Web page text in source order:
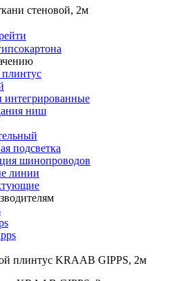
стеновой, 2м
интегрированные
ниш
подсветка
шинопроводов
линии